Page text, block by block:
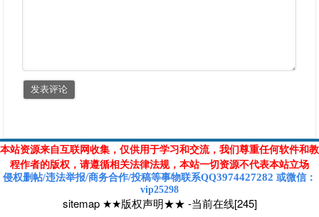
本站资源来自互联网收集，仅供用于学习和交流，我们尊重任何软件和教
程作者的版权，请遵循相关法律法规，本站一切资源不代表本站立场
侵权删帖/违法举报/商务合作/投稿等事物联系QQ3974427282 或微信 ：
vip25298
sitemap ★★版权声明★★ -当前在线[245]